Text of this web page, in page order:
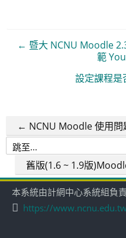
← 暨大 NCNU Moodle
範
設定課程
← NCNU Moodle 使用問
跳
舊版(1.6 ~ 1.9版
本系統由計網中心系統組負
https://